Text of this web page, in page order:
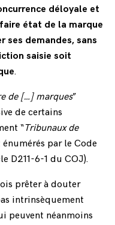
déloyale et
état de la marque
demandes, sans
saisie soit
.
de […] marques”
de certains
“Tribunaux de
par le Code
D211-6-1 du COJ).
prêter à douter
intrinsèquement
peuvent néanmoins